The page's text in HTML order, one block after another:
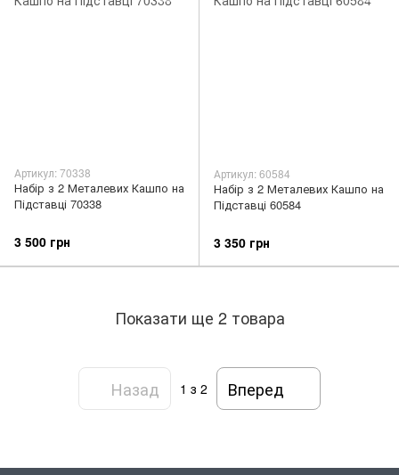
Артикул: 70338
Набір з 2 Металевих Кашпо на
Підставці 70338
3 500 грн
Артикул: 60584
Набір з 2 Металевих Кашпо на
Підставці 60584
3 350 грн
Показати ще 2 товара
Назад 1 з 2 Вперед